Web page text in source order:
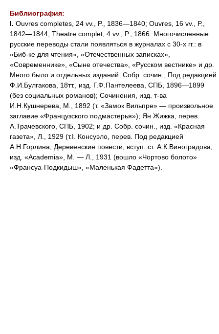
Библиография:
I. Ouvres completes, 24 vv., P., 1836—1840; Ouvres, 16 vv., P.,
1842—1844; Theatre complet, 4 vv., P., 1866. Многочисленные
русские переводы стали появляться в журналах с 30-х гг.: в
«Биб-ке для чтения», «Отечественных записках»,
«Современнике», «Сыне отечества», «Русском вестнике» и др.
Много было и отдельных изданий. Собр. сочин., Под редакцией
Ф.И.Булгакова, 18тт., изд. Г.Ф.Пантелеева, СПБ, 1896—1899
(без социальных романов); Сочинения, изд. т-ва
И.Н.Кушнерева, М., 1892 (т. «Замок Вильпре» — произвольное
заглавие «Французского подмастерья»); Ян Жижка, перев.
А.Трачевского, СПБ, 1902; и др. Собр. сочин., изд. «Красная
газета», Л., 1929 (т.I. Консуэло, перев. Под редакцией
А.Н.Горлина; Деревенские повести, вступ. ст. А.К.Виноградова,
изд. «Academia», М. — Л., 1931 (вошло «Чортово болото»
«Франсуа-Подкидыш», «Маленькая Фадетта»).